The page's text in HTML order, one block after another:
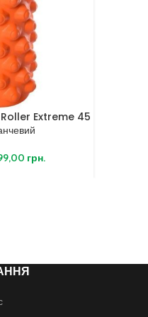
Extreme 45
грн.